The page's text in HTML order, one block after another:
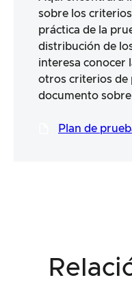
sobre los
práctica de la
distribución de
interesa conocer
otros criterios de
documento sobre
Plan de